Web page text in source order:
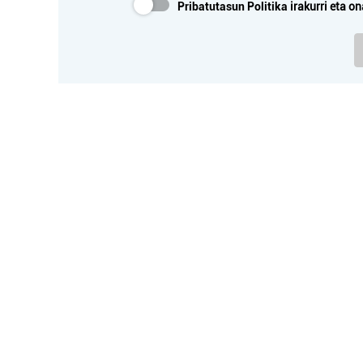
Pribatutasun Politika irakurri eta